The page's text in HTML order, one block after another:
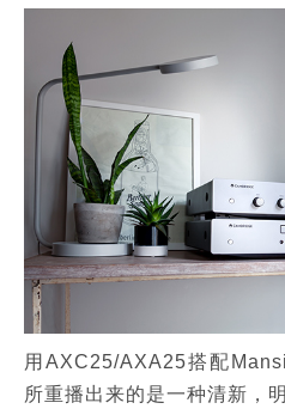
用AXC25/AXA25搭配
所重播出来的是一种清新，